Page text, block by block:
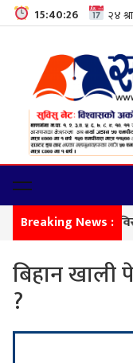
15:40:27
Breaking News :
बिहान खाली
?